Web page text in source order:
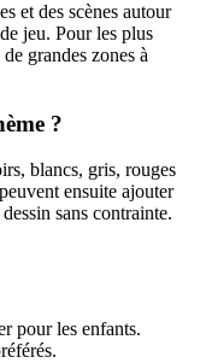
et des scènes autour
jeu. Pour les plus
grandes zones à
?
blancs, gris, rouges
ensuite ajouter
sans contrainte.
pour les enfants.